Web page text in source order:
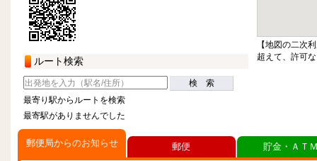
ルート検索
検 索
最寄り駅からルートを検索
最寄駅がありませんでした
【地図の二次
超えて、許可
郵便局からのお知らせ 郵便 貯金・ＡＴ